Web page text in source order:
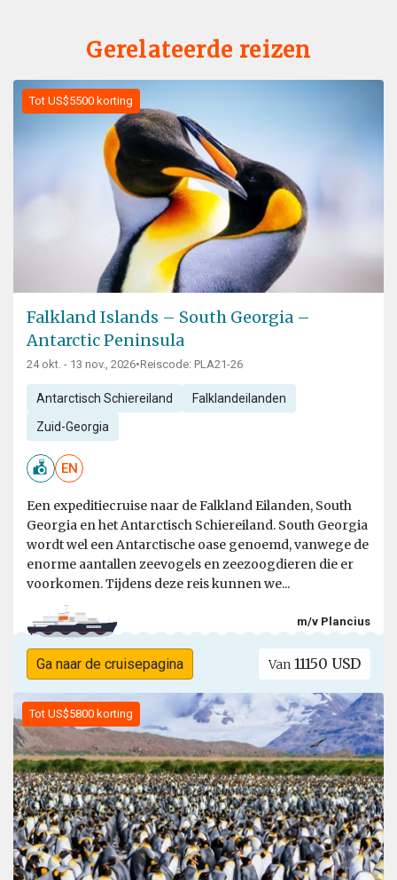
Gerelateerde reizen
Tot US$5500 korting
Falkland Islands – South Georgia –
Antarctic Peninsula
24 okt. - 13 nov., 2026•Reiscode: PLA21-26
Antarctisch Schiereiland Falklandeilanden
Zuid-Georgia
EN
Een expeditiecruise naar de Falkland Eilanden, South
Georgia en het Antarctisch Schiereiland. South Georgia
wordt wel een Antarctische oase genoemd, vanwege de
enorme aantallen zeevogels en zeezoogdieren die er
voorkomen. Tijdens deze reis kunnen we...
m/v Plancius
Ga naar de cruisepagina Van 11150 USD
Tot US$5800 korting